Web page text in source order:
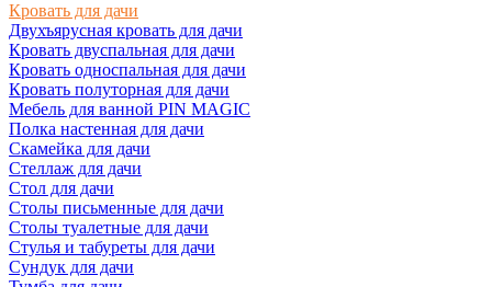
Кровать для дачи
Двухъярусная кровать для дачи
Кровать двуспальная для дачи
Кровать односпальная для дачи
Кровать полуторная для дачи
Мебель для ванной PIN MAGIC
Полка настенная для дачи
Скамейка для дачи
Стеллаж для дачи
Стол для дачи
Столы письменные для дачи
Столы туалетные для дачи
Стулья и табуреты для дачи
Сундук для дачи